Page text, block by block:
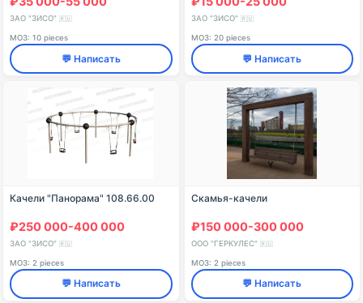
ЗАО "ЗИСО" 🇷🇺
МОЗ: 10 pieces
💬 Написать
ЗАО "ЗИСО" 🇷🇺
МОЗ: 20 pieces
💬 Написать
Качели "Панорама" 108.66.00
₽250 000-400 000
ЗАО "ЗИСО" 🇷🇺
МОЗ: 2 pieces
💬 Написать
Скамья-качели
₽150 000-300 000
ООО "ГЕРКУЛЕС" 🇷🇺
МОЗ: 2 pieces
💬 Написать